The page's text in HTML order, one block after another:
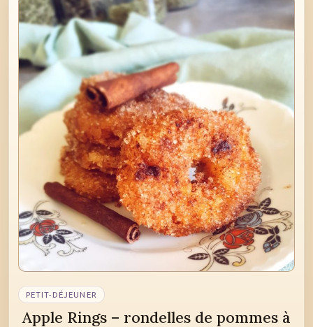
PETIT-DÉJEUNER
Apple Rings – rondelles de pommes à